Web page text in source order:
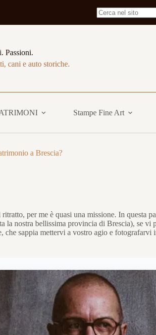
Passioni.
cani e auto storiche.
Stampe Fine Art
a Brescia?
per me è quasi una missione. In questa
nostra bellissima provincia di Brescia), se vi
sappia mettervi a vostro agio e